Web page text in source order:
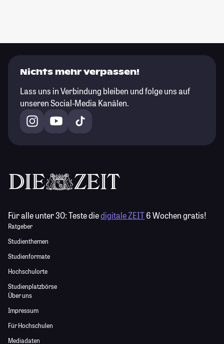
Nichts mehr verpassen!
Lass uns in Verbindung bleiben und folge uns auf
unseren Social-Media Kanälen.
Für alle unter 30:Teste diedigitale ZEIT6 Wochen gratis!
Ratgeber
Studienthemen
Studienformate
Hochschulorte
Studienplatzbörse
Über uns
Impressum
Für Hochschulen
Mediadaten